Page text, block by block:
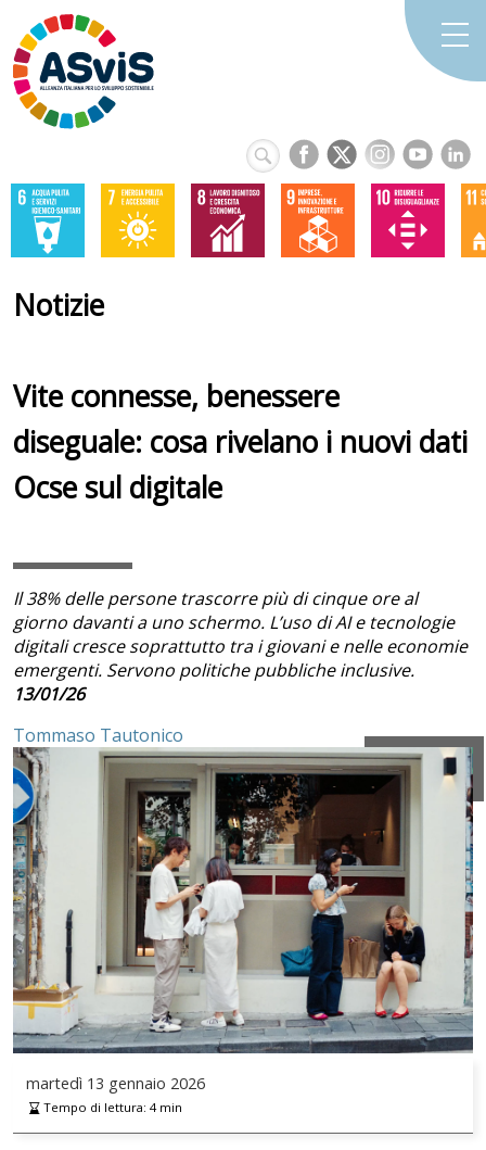
Notizie
Vite connesse, benessere
diseguale: cosa rivelano i nuovi dati
Ocse sul digitale
Il 38% delle persone trascorre più di cinque ore al
giorno davanti a uno schermo. L’uso di AI e tecnologie
digitali cresce soprattutto tra i giovani e nelle economie
emergenti. Servono politiche pubbliche inclusive.
13/01/26
Tommaso Tautonico
martedì 13 gennaio 2026
Tempo di lettura: 4min